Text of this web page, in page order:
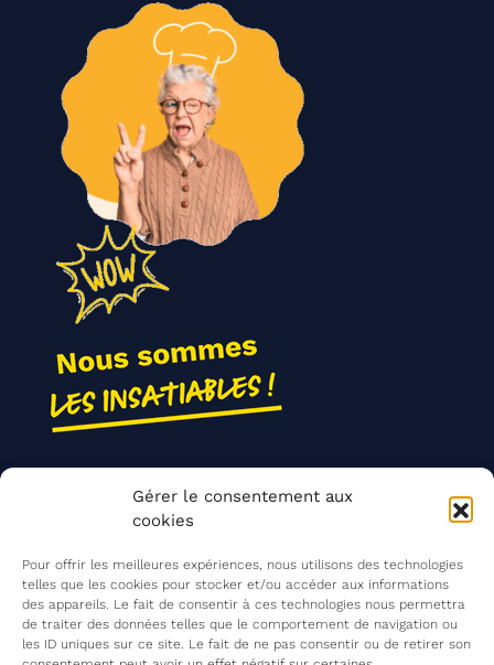
Gérer le consentement aux
cookies
Pour offrir les meilleures expériences, nous utilisons des technologies
telles que les cookies pour stocker et/ou accéder aux informations
des appareils. Le fait de consentir à ces technologies nous permettra
de traiter des données telles que le comportement de navigation ou
les ID uniques sur ce site. Le fait de ne pas consentir ou de retirer son
Agir ensemble
Mentions légales